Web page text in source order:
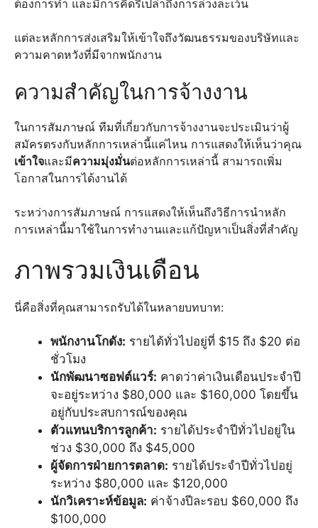
ต้องการทำ และมีการคิดรึเปล่าถึงการล่วงละเว้น
แต่ละหลักการส่งเสริมให้เข้าใจถึงวัฒนธรรมของบริษัทและ
ความคาดหวังที่มีจากพนักงาน
ความสำคัญในการจ้างงาน
ในการสัมภาษณ์ ทีมที่เกี่ยวกับการจ้างงานจะประเมินว่าผู้
สมัครตรงกับหลักการเหล่านี้แค่ไหน การแสดงให้เห็นว่าคุณ
เข้าใจและมีความมุ่งมั่นต่อหลักการเหล่านี้ สามารถเพิ่ม
โอกาสในการได้งานได้
ระหว่างการสัมภาษณ์ การแสดงให้เห็นถึงวิธีการนำหลัก
การเหล่านี้มาใช้ในการทำงานและแก้ปัญหาเป็นสิ่งที่สำคัญ
ภาพรวมเงินเดือน
นี่คือสิ่งที่คุณสามารถรับได้ในหลายบทบาท:
พนักงานโกดัง: รายได้ทั่วไปอยู่ที่ $15 ถึง $20 ต่อ
ชั่วโมง
นักพัฒนาซอฟต์แวร์: คาดว่าค่าเงินเดือนประจำปี
จะอยู่ระหว่าง $80,000 และ $160,000 โดยขึ้น
อยู่กับประสบการณ์ของคุณ
ตัวแทนบริการลูกค้า: รายได้ประจำปีทั่วไปอยู่ใน
ช่วง $30,000 ถึง $45,000
ผู้จัดการฝ่ายการตลาด: รายได้ประจำปีทั่วไปอยู่
ระหว่าง $80,000 และ $120,000
นักวิเคราะห์ข้อมูล: ค่าจ้างปีละรอบ $60,000 ถึง
$100,000